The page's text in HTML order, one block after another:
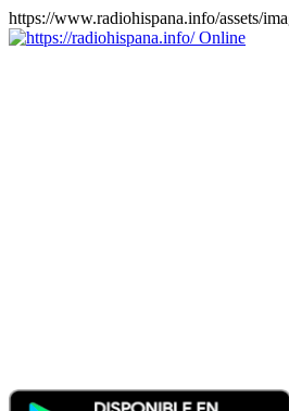
https://www.radiohispana.info/assets/
Online